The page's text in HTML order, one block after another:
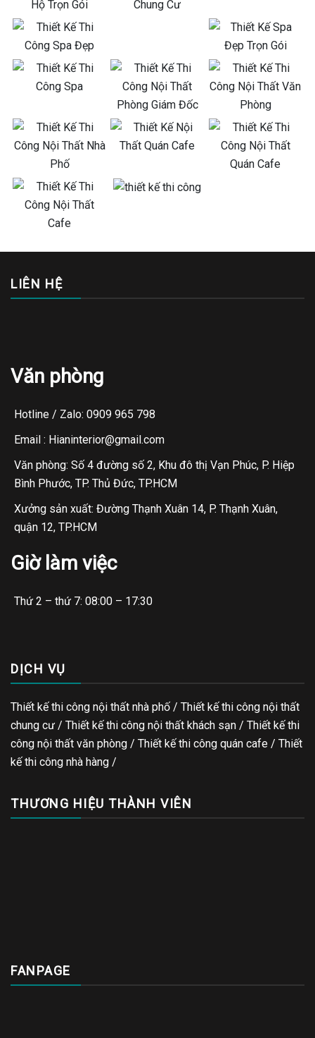
LIÊN HỆ
Văn phòng
Hotline / Zalo: 0909 965 798
Email : Hianinterior@gmail.com
Văn phòng: Số 4 đường số 2, Khu đô thị Vạn Phúc, P. Hiệp
Bình Phước, TP. Thủ Đức, TP.HCM
Xưởng sản xuất: Đường Thạnh Xuân 14, P. Thạnh Xuân,
quận 12, TP.HCM
Giờ làm việc
Thứ 2 – thứ 7: 08:00 – 17:30
DỊCH VỤ
Thiết kế thi công nội thất nhà phố / Thiết kế thi công nội thất
chung cư / Thiết kế thi công nội thất khách sạn / Thiết kế thi
công nội thất văn phòng / Thiết kế thi công quán cafe / Thiết
kế thi công nhà hàng /
THƯƠNG HIỆU THÀNH VIÊN
FANPAGE